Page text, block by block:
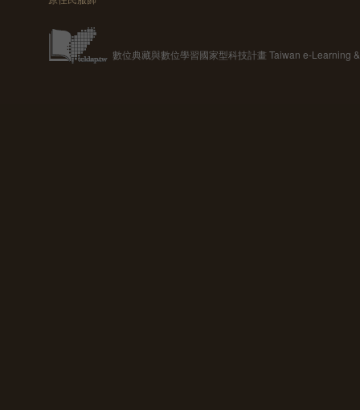
數位典藏與數位學習國家型科技計畫 Taiwan e-Learning